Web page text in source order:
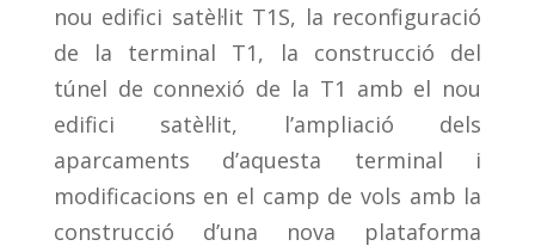
nou edifici satèl·lit T1S, la reconfiguració
de la terminal T1, la construcció del
túnel de connexió de la T1 amb el nou
edifici satèl·lit, l’ampliació dels
aparcaments d’aquesta terminal i
modificacions en el camp de vols amb la
construcció d’una nova plataforma